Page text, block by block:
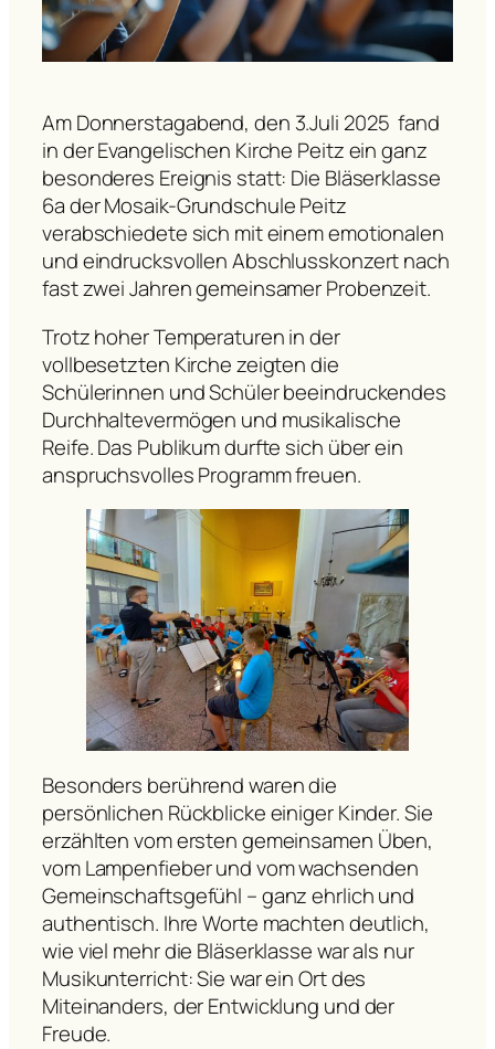
Am Donnerstagabend, den 3.Juli 2025 fand
in der Evangelischen Kirche Peitz ein ganz
besonderes Ereignis statt: Die Bläserklasse
6a der Mosaik-Grundschule Peitz
verabschiedete sich mit einem emotionalen
und eindrucksvollen Abschlusskonzert nach
fast zwei Jahren gemeinsamer Probenzeit.
Trotz hoher Temperaturen in der
vollbesetzten Kirche zeigten die
Schülerinnen und Schüler beeindruckendes
Durchhaltevermögen und musikalische
Reife. Das Publikum durfte sich über ein
anspruchsvolles Programm freuen.
Besonders berührend waren die
persönlichen Rückblicke einiger Kinder. Sie
erzählten vom ersten gemeinsamen Üben,
vom Lampenfieber und vom wachsenden
Gemeinschaftsgefühl – ganz ehrlich und
authentisch. Ihre Worte machten deutlich,
wie viel mehr die Bläserklasse war als nur
Musikunterricht: Sie war ein Ort des
Miteinanders, der Entwicklung und der
Freude.